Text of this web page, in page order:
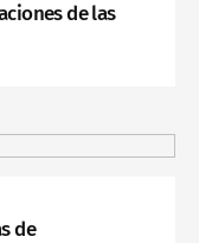
de las
de